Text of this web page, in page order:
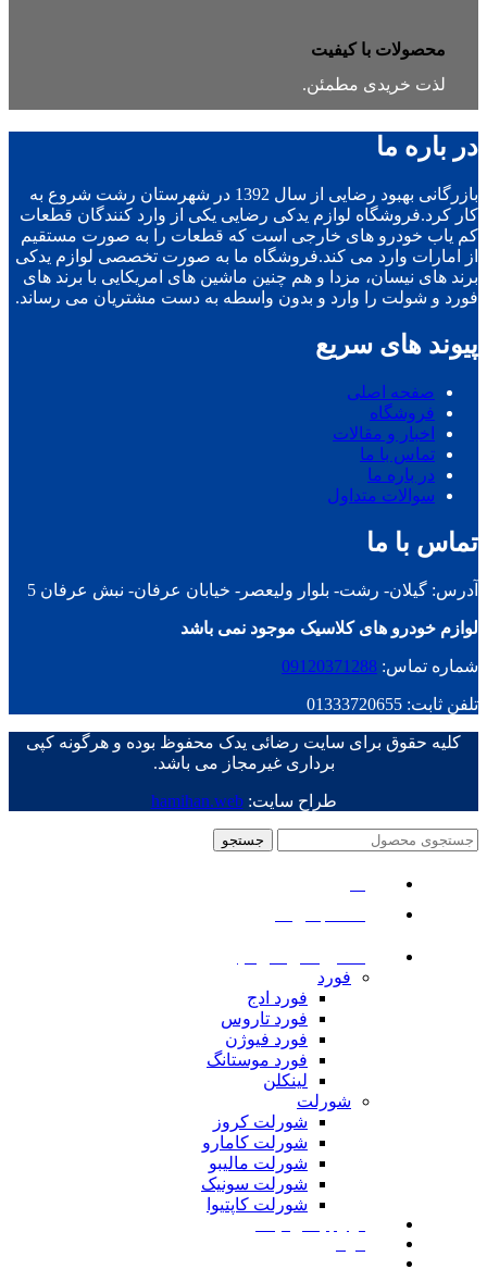
محصولات با کیفیت
لذت خریدی مطمئن.
در باره ما
بازرگانی بهبود رضایی از سال 1392 در شهرستان رشت شروع به
کار کرد.فروشگاه لوازم یدکی رضایی یکی از وارد کنندگان قطعات
کم یاب خودرو های خارجی است که قطعات را به صورت مستقیم
از امارات وارد می کند.فروشگاه ما به صورت تخصصی لوازم یدکی
برند های نیسان، مزدا و هم چنین ماشین های امریکایی با برند های
فورد و شولت را وارد و بدون واسطه به دست مشتریان می رساند.
پیوند های سریع
صفحه اصلی
فروشگاه
اخبار و مقالات
تماس با ما
در باره ما
سوالات متداول
تماس با ما
آدرس: گیلان- رشت- بلوار ولیعصر- خیابان عرفان- نبش عرفان 5
لوازم خودرو های کلاسیک موجود نمی باشد
شماره تماس: 09120371288
تلفن ثابت: 01333720655
کلیه حقوق برای سایت رضائی یدک محفوظ بوده و هرگونه کپی
برداری غیرمجاز می باشد.
طراح سایت:hamihan.web
جستجو
فورد
فورد ادج
فورد تاروس
فورد فیوژن
فورد موستانگ
لینکلن
شورلت
شورلت کروز
شورلت کامارو
شورلت مالیبو
شورلت سونیک
شورلت کاپتیوا